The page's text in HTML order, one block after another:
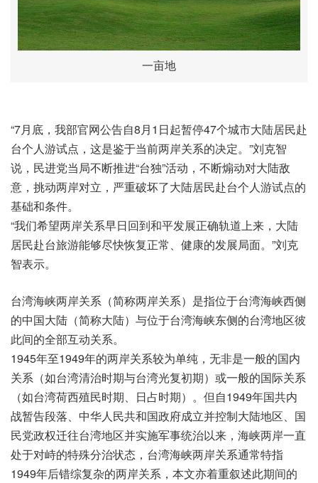
一亩地
“7月底，我部官网公告自8月1日起暂停47个城市大陆居民赴
台个人游试点，这是鉴于当前两岸关系的决定。”刘克智
说，民进党当局不断推进“台独”活动，不断煽动对大陆敌
意，挑动两岸对立，严重破坏了大陆居民赴台个人游试点的
基础和条件。
“我们希望两岸关系早日回到和平发展正确轨道上来，大陆
居民赴台旅游能够尽快恢复正常、健康的发展局面。”刘克
智表示。
台湾海峡两岸关系（简称两岸关系）是指位于台湾海峡西侧
的中国大陆（简称大陆）与位于台湾海峡东侧的台湾地区彼
此间的全部互动关系。
1945年至1949年的两岸关系较为单纯，无非是一般的国内
关系（如台湾清治时期与台湾光复初期）或一般的国际关系
（如台湾荷西殖民时期、日占时期）。但自1949年国共内
战暂告段落、中华人民共和国政府成立并控制大陆地区、国
民党政权迁往台湾地区并实施军事统治以来，海峡两岸一直
处于对峙的特殊分治状态，台湾海峡两岸关系通常特指
1949年后错综复杂的两岸关系，本文亦着重叙述此期间的